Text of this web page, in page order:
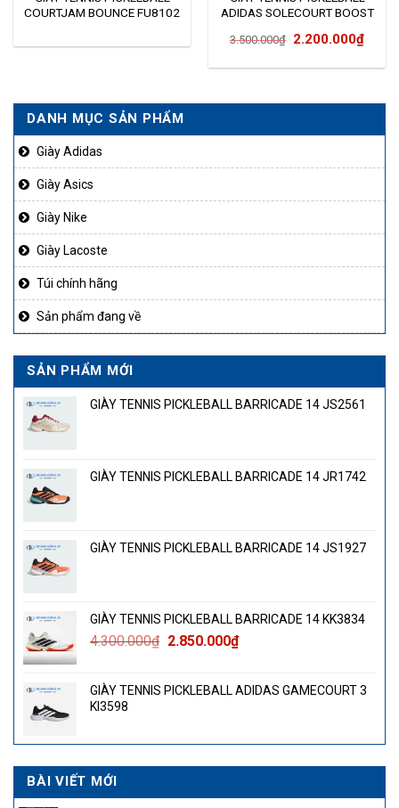
DANH MỤC SẢN PHẨM
Giày Adidas
Giày Asics
Giày Nike
Giày Lacoste
Túi chính hãng
Sản phẩm đang về
SẢN PHẨM MỚI
GIÀY TENNIS PICKLEBALL BARRICADE 14 JS2561
GIÀY TENNIS PICKLEBALL BARRICADE 14 JR1742
GIÀY TENNIS PICKLEBALL BARRICADE 14 JS1927
GIÀY TENNIS PICKLEBALL BARRICADE 14 KK3834
4.300.000₫ Giá
4.300.000₫.
2.850.000₫Giá
là:
GIÀY TENNIS PICKLEBALL ADIDAS GAMECOURT 3
KI3598
BÀI VIẾT MỚI
COURTJAM BOUNCE FU8102
ADIDAS SOLECOURT BOOST
3.500.000₫ Giá
3.500.000₫.
2.200.000₫Giá
là: